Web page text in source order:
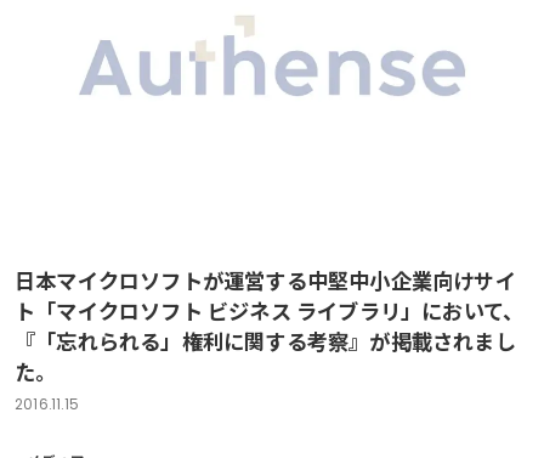
日本マイクロソフトが運営する中堅中小企業向けサイ
ト「マイクロソフト ビジネス ライブラリ」において、
『「忘れられる」権利に関する考察』が掲載されまし
た。
2016.11.15